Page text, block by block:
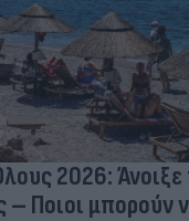
2026:
– Ποιοι μπορούν